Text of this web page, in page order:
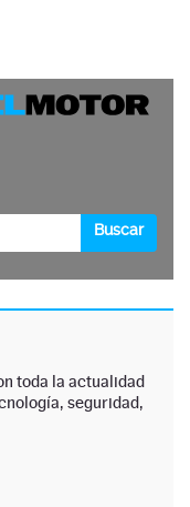
toda la actualidad
seguridad,